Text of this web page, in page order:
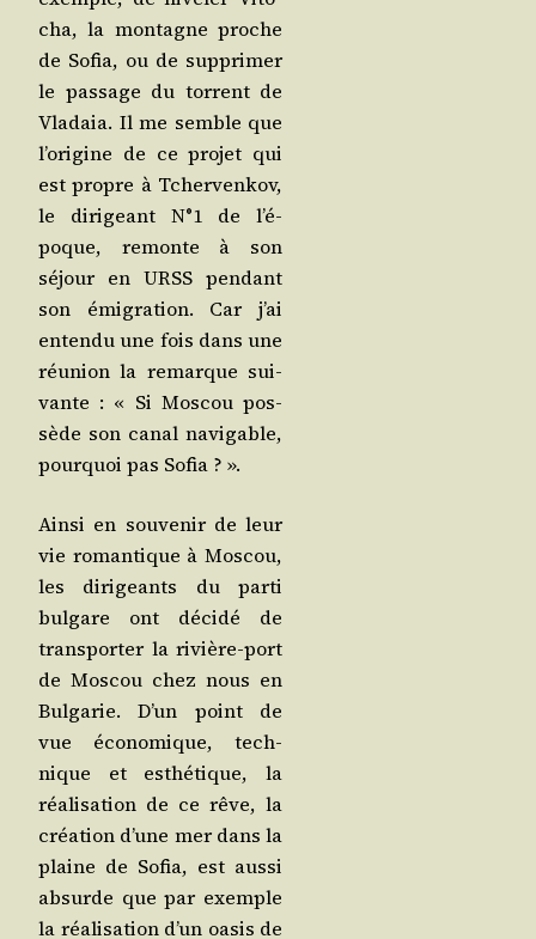
cha, la mon­tagne proche
de Sofia, ou de sup­pri­mer
le pas­sage du tor­rent de
Vla­daia. Il me semble que
l’o­ri­gine de ce pro­jet qui
est propre à Tcher­ven­kov,
le diri­geant N°1 de l’é­
poque, remonte à son
séjour en URSS pen­dant
son émi­gra­tion. Car j’ai
enten­du une fois dans une
réunion la remarque sui­
vante : « Si Mos­cou pos­
sède son canal navi­gable,
pour­quoi pas Sofia ? ».
Ain­si en sou­ve­nir de leur
vie roman­tique à Mos­cou,
les diri­geants du par­ti
bul­gare ont déci­dé de
trans­por­ter la rivière-port
de Mos­cou chez nous en
Bul­ga­rie. D’un point de
vue éco­no­mique, tech­
nique et esthé­tique, la
réa­li­sa­tion de ce rêve, la
créa­tion d’une mer dans la
plaine de Sofia, est aus­si
absurde que par exemple
la réa­li­sa­tion d’un oasis de